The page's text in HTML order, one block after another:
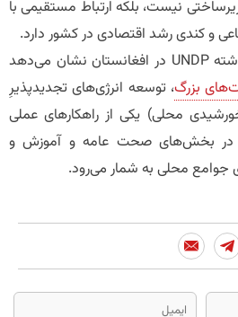
نیست، بلکه ارتباط مستقیمی با
و کندی رشد اقتصادی در کشور دارد.
​تجربه اقدامات سه سال گذشته UNDP در افغانستان نشان می‌دهد
بزرگ، توسعه انرژی‌های تجدیدپذیرِ
محلی) یکی از راهکارهای عملی
در بخش‌های صحت عامه و آموزش و
محلی به شمار می‌رود.